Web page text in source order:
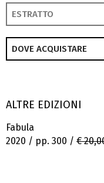
ESTRATTO
DOVE ACQUISTARE
ALTRE EDIZIONI
Fabula
2020 / pp. 300 / €